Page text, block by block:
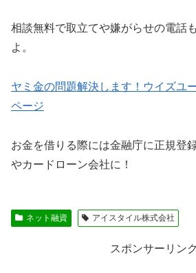
相談無料で取立てや嫌がらせの電話
よ。
ヤミ金の問題解決します！ウイズユ
ページ
お金を借りる際には金融庁に正規登
やカードローン会社に！
ネット融資 アイスタイル株式会社
スポンサーリンク